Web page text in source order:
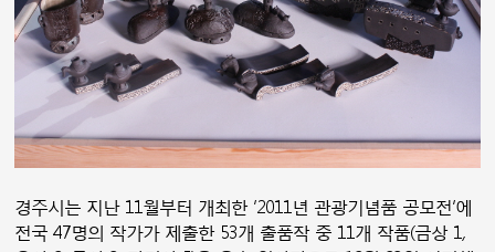
경주시는 지난 11월부터 개최한 ’2011년 관광기념품 공모전’에
전국 47명의 작가가 제출한 53개 출품작 중 11개 작품(금상 1,